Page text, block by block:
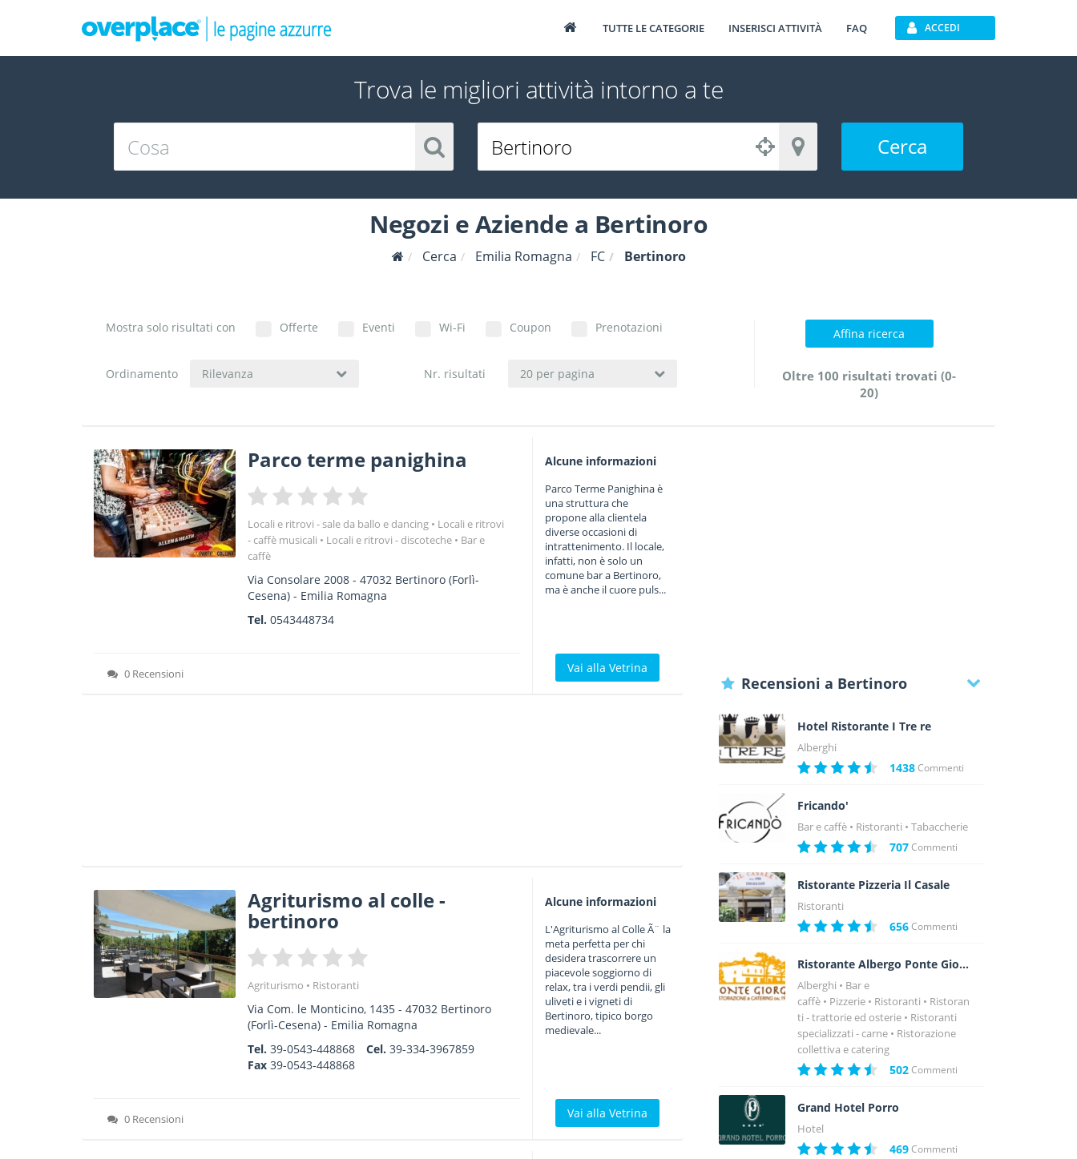
TUTTE LE CATEGORIE INSERISCI ATTIVITÀ FAQ ACCEDI
Trova le migliori attività intorno a te
Cerca
Negozi e Aziende a Bertinoro
Cerca Emilia Romagna FC Bertinoro
Mostra solo risultati con Offerte Eventi Wi-Fi Coupon Prenotazioni
Ordinamento Rilevanza Nr. risultati 20 per pagina
Affina ricerca
Oltre 100 risultati trovati (0-
20)
Parco terme panighina
Locali e ritrovi - sale da ballo e dancing
Locali e ritrovi
- caffè musicali
Locali e ritrovi - discoteche
Bar e
caffè
Via Consolare 2008 -47032 Bertinoro (Forlì-
Cesena) - Emilia Romagna
Tel.0543448734
0 Recensioni
Alcune informazioni
Parco Terme Panighina è
una struttura che
propone alla clientela
diverse occasioni di
intrattenimento. Il locale,
infatti, non è solo un
comune bar a Bertinoro,
ma è anche il cuore puls...
Vai alla Vetrina
Agriturismo al colle -
bertinoro
Agriturismo Ristoranti
Via Com. le Monticino, 1435 -47032 Bertinoro
(Forlì-Cesena) - Emilia Romagna
Tel.39-0543-448868 Cel.39-334-3967859
Fax39-0543-448868
0 Recensioni
Alcune informazioni
L'Agriturismo al Colle Ã¨ la
meta perfetta per chi
desidera trascorrere un
piacevole soggiorno di
relax, tra i verdi pendii, gli
uliveti e i vigneti di
Bertinoro, tipico borgo
medievale...
Vai alla Vetrina
Recensioni a Bertinoro
Hotel Ristorante I Tre re
Alberghi
1438Commenti
Fricando'
Bar e caffè Ristoranti Tabaccherie
707Commenti
Ristorante Pizzeria Il Casale
Ristoranti
656Commenti
Ristorante Albergo Ponte Giorgi
Alberghi
Bar e
caffè
Pizzerie Ristoranti
Ristoran
ti - trattorie ed osterie
Ristoranti
specializzati - carne
Ristorazione
collettiva e catering
502Commenti
Grand Hotel Porro
Hotel
469Commenti